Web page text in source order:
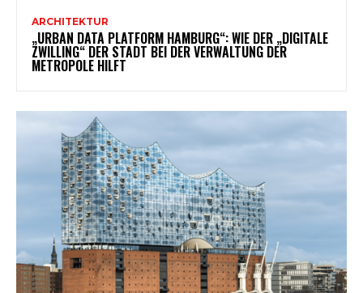
ARCHITEKTUR
„URBAN DATA PLATFORM HAMBURG“: WIE DER „DIGITALE
ZWILLING“ DER STADT BEI DER VERWALTUNG DER
METROPOLE HILFT